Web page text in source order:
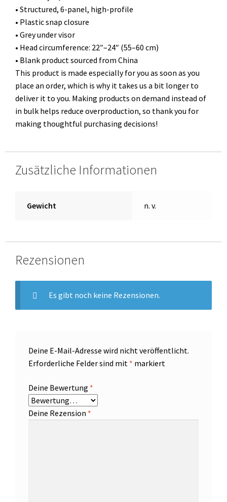
• Structured, 6-panel, high-profile
• Plastic snap closure
• Grey under visor
• Head circumference: 22″–24″ (55–60 cm)
• Blank product sourced from China
This product is made especially for you as soon as you
place an order, which is why it takes us a bit longer to
deliver it to you. Making products on demand instead of
in bulk helps reduce overproduction, so thank you for
making thoughtful purchasing decisions!
Zusätzliche Informationen
Gewicht n. v.
Rezensionen
Es gibt noch keine Rezensionen.
Deine E-Mail-Adresse wird nicht veröffentlicht.
Erforderliche Felder sind mit * markiert
Deine Bewertung *
Deine Rezension *